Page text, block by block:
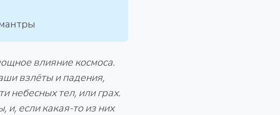
влияние космоса.
взлёты и падения,
небесных тел, или грах.
если какая-то из них